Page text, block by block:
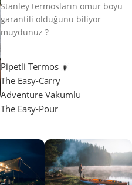
Stanley termosların ömür boyu
garantili olduğunu biliyor
muydunuz ?
Pipetli Termos
The Easy-Carry
Adventure Vakumlu
The Easy-Pour